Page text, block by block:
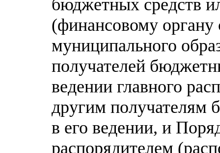
бюджетных средств
(финансовому органу
муниципального
получателей
ведении главного
другим получателям
в его ведении, и
распорядителем